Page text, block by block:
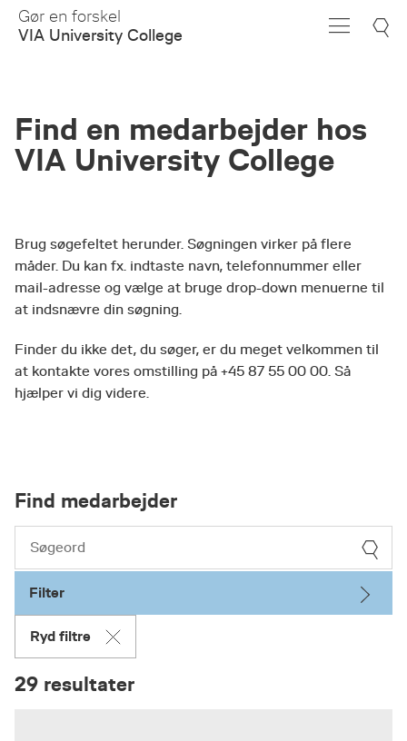
Skip
Main
Gør en forskel
VIA University College
Find en medarbejder hos
VIA University College
Brug søgefeltet herunder. Søgningen virker på flere
måder. Du kan fx. indtaste navn, telefonnummer eller
mail-adresse og vælge at bruge drop-down menuerne til
at indsnævre din søgning.
Finder du ikke det, du søger, er du meget velkommen til
at kontakte vores omstilling på +45 87 55 00 00. Så
hjælper vi dig videre.
Find medarbejder
Filter
Ryd filtre
29 resultater